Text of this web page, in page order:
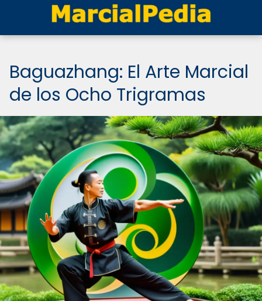
Baguazhang: El Arte Marcial
de los Ocho Trigramas